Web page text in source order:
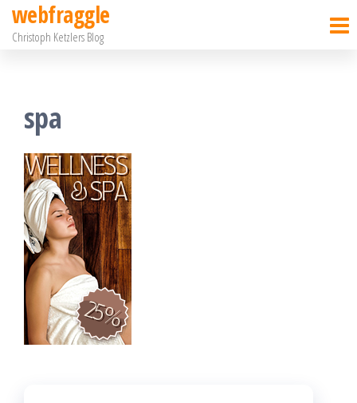
Zum
Inhalt
webfraggle
Christoph Ketzlers Blog
spa